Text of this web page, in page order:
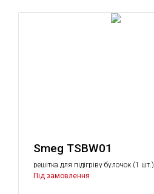
Smeg TSBW01
решітка для підігріву булочок (1 шт.)
Під замовлення